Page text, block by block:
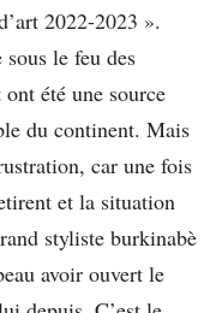
2022-2023 ».
le feu des
été une source
du continent. Mais
car une fois
et la situation
styliste burkinabè
avoir ouvert le